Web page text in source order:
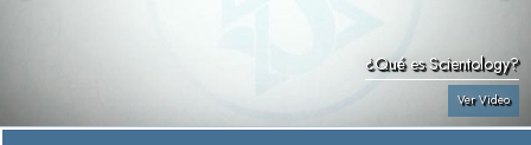
¿Qué es Scientology?
Ver Video